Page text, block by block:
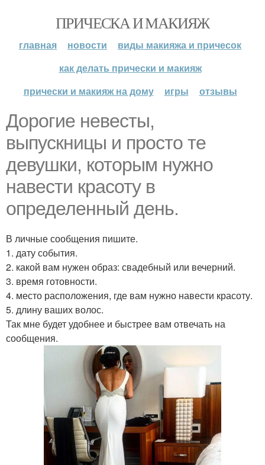
ПРИЧЕСКА И МАКИЯЖ
главная новости
виды макияжа и причесок
как делать прически и макияж
прически и макияж на дому
игры отзывы
Дорогие невесты,
выпускницы и просто те
девушки, которым нужно
навести красоту в
определенный день.
В личные сообщения пишите.
1. дату события.
2. какой вам нужен образ: свадебный или вечерний.
3. время готовности.
4. место расположения, где вам нужно навести красоту.
5. длину ваших волос.
Так мне будет удобнее и быстрее вам отвечать на
сообщения.